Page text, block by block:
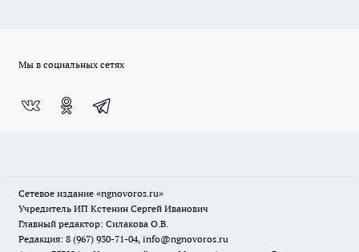
Мы в социальных сетях
Сетевое издание «ngnovoros.ru»
Учредитель ИП Кстенин Сергей Иванович
Главный редактор: Силакова О.В.
Редакция: 8 (967) 930-71-04, info@ngnovoros.ru